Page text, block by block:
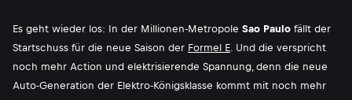
Es geht wieder los: In der Millionen-Metropole Sao Paulo fällt der
Startschuss für die neue Saison der Formel E. Und die verspricht
noch mehr Action und elektrisierende Spannung, denn die neue
Auto-Generation der Elektro-Königsklasse kommt mit noch mehr